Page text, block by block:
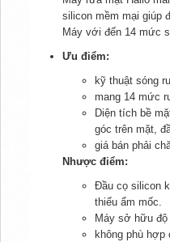
silicon mềm mại giúp
Máy với đến 14 mức
Ưu điểm:
kỹ thuật sóng
mang 14 mức
Diện tích bề
góc trên mặt,
giá bán phải
Nhược điểm:
Đầu cọ silicon
thiểu ẩm mốc.
Máy sở hữu
không phù hợp